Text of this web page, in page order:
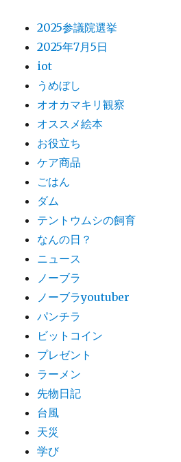
2025参議院選挙
2025年7月5日
iot
うめぼし
オオカマキリ観察
オススメ絵本
お役立ち
ケア商品
ごはん
ダム
テントウムシの飼育
なんの日？
ニュース
ノーブラ
ノーブラyoutuber
パンチラ
ビットコイン
プレゼント
ラーメン
先物日記
台風
天災
学び